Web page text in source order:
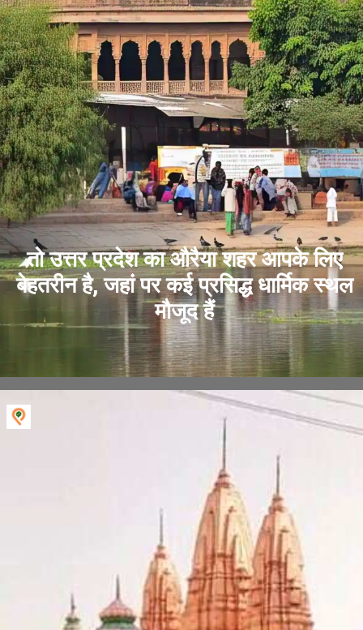
तो उत्तर प्रदेश का औरैया शहर आपके लिए
बेहतरीन है, जहां पर कई प्रसिद्ध धार्मिक स्थल
मौजूद हैं